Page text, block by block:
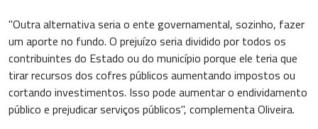
"Outra alternativa seria o ente governamental, sozinho, fazer
um aporte no fundo. O prejuízo seria dividido por todos os
contribuintes do Estado ou do município porque ele teria que
tirar recursos dos cofres públicos aumentando impostos ou
cortando investimentos. Isso pode aumentar o endividamento
público e prejudicar serviços públicos", complementa Oliveira.